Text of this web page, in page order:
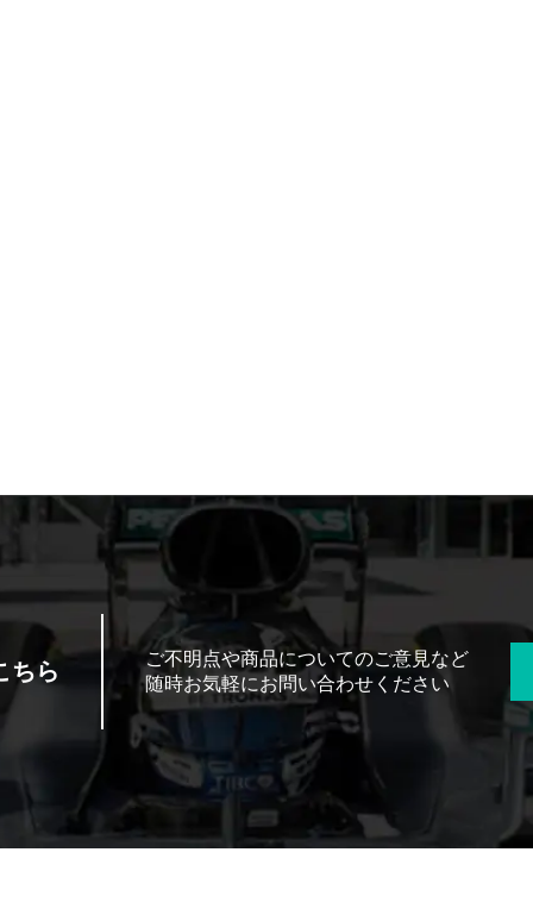
ちら
ご不明点や商品についてのご意見など
随時お気軽にお問い合わせください